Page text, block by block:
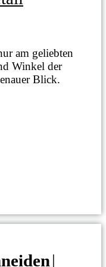
am geliebten
Winkel der
Blick.
|